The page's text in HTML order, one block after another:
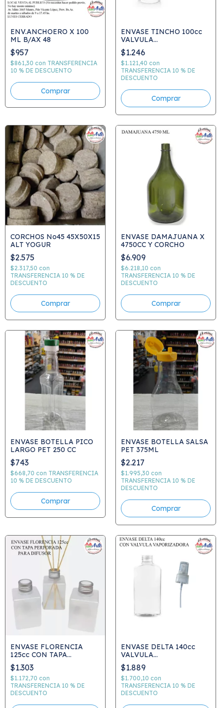
ENV.ANCHOERO X 100
ML B/AX 48
$957
$861,30 con TRANSFERENCIA
10 % DE DESCUENTO
ENVASE TINCHO 100cc
VALVULA
PULVERIZADORA
$1.246
$1.121,40 con
TRANSFERENCIA 10 % DE
DESCUENTO
CORCHOS No45 45X50X15
ALT YOGUR
$2.575
$2.317,50 con
TRANSFERENCIA 10 % DE
DESCUENTO
ENVASE DAMAJUANA X
4750CC Y CORCHO
$6.909
$6.218,10 con
TRANSFERENCIA 10 % DE
DESCUENTO
ENVASE BOTELLA PICO
LARGO PET 250 CC
$743
$668,70 con TRANSFERENCIA
10 % DE DESCUENTO
ENVASE BOTELLA SALSA
PET 375ML
$2.217
$1.995,30 con
TRANSFERENCIA 10 % DE
DESCUENTO
ENVASE FLORENCIA
125cc CON TAPA
PERFORADA PARA
DIFUSOR
$1.303
$1.172,70 con
TRANSFERENCIA 10 % DE
DESCUENTO
ENVASE DELTA 140cc
VALVULA
PULVERIZADORA
$1.889
$1.700,10 con
TRANSFERENCIA 10 % DE
DESCUENTO